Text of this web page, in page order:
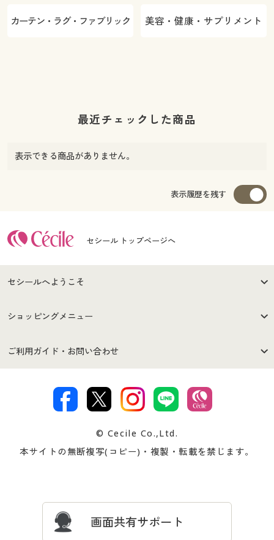
カーテン・ラグ・ファブリック 美容・健康・サプリメント
最近チェックした商品
表示できる商品がありません。
表示履歴を残す
セシール トップページへ
セシールへようこそ
はじめての方へ
セシールご利用規約
著作権・商標について 会社案内
ショッピングメニュー
商品カテゴリ
プレゼント＆キャンペーン サイトマップ
ご利用ガイド・お問い合わせ
交換・返品は お支払は
ついて
忘れの場合
© Cecile Co.,Ltd.
本サイトの無断複写(コピー)・複製・転載を禁じます。
画面共有サポート